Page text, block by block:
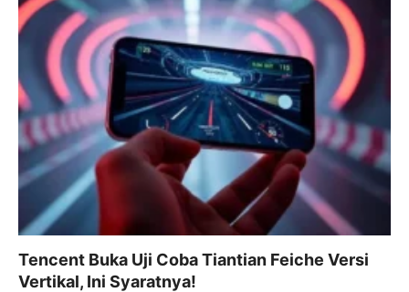
Tencent Buka Uji Coba Tiantian Feiche Versi
Vertikal, Ini Syaratnya!